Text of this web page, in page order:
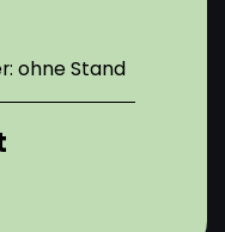
ohne Stand